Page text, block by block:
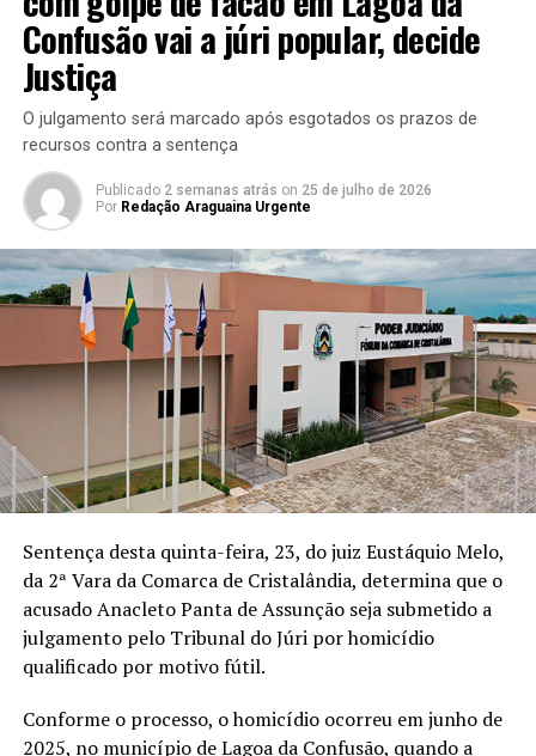
Confusão vai a júri popular, decide
Justiça
O julgamento será marcado após esgotados os prazos de
recursos contra a sentença
Publicado 2 semanas atrás on 25 de julho de 2026
Por Redação Araguaina Urgente
Sentença desta quinta-feira, 23, do juiz Eustáquio Melo,
da 2ª Vara da Comarca de Cristalândia, determina que o
acusado Anacleto Panta de Assunção seja submetido a
julgamento pelo Tribunal do Júri por homicídio
qualificado por motivo fútil.
Conforme o processo, o homicídio ocorreu em junho de
2025, no município de Lagoa da Confusão, quando a